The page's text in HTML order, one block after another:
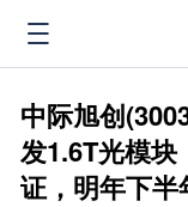
中际旭创
发1.6T光模
证，明年下